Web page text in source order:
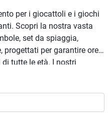
per i giocattoli e i giochi
Scopri la nostra vasta
set da spiaggia,
progettati per garantire ore
tutte le età. I nostri
la creatività,
giochi che li
del mondo. Sfoglia le